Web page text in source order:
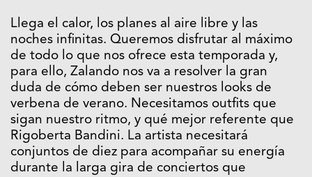
Llega el calor, los planes al aire libre y las
noches infinitas. Queremos disfrutar al máximo
de todo lo que nos ofrece esta temporada y,
para ello, Zalando nos va a resolver la gran
duda de cómo deben ser nuestros looks de
verbena de verano. Necesitamos outfits que
sigan nuestro ritmo, y qué mejor referente que
Rigoberta Bandini. La artista necesitará
conjuntos de diez para acompañar su energía
durante la larga gira de conciertos que